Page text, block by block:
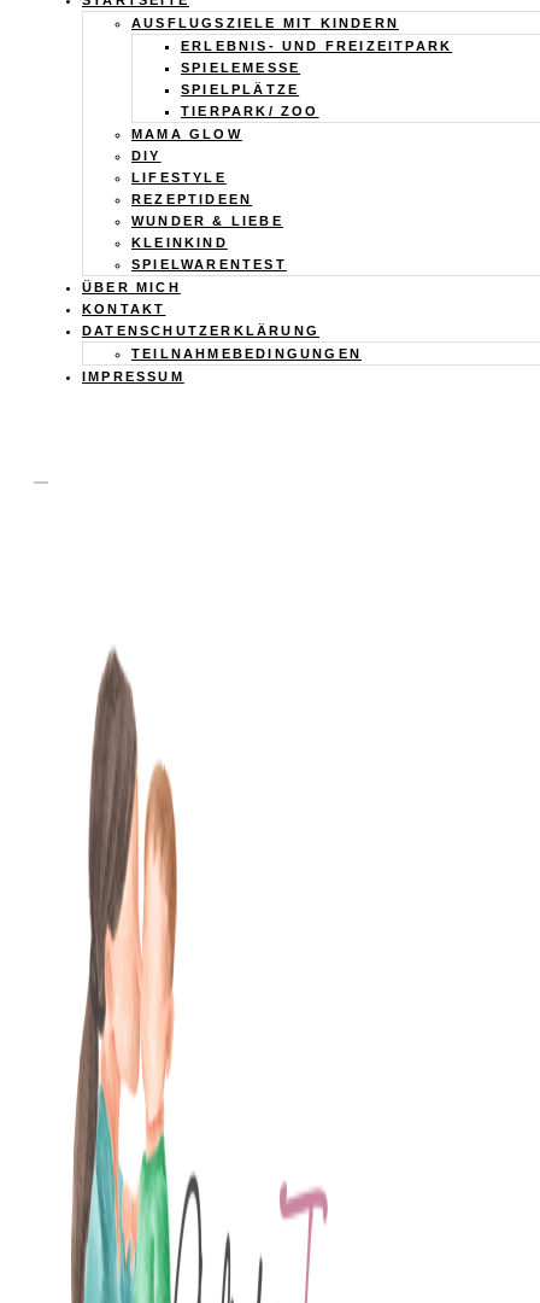
TraumAUSFLUGSZIELE MIT KINDERN
ERLEBNIS- UND FREIZEITPARK
SPIELEMESSE
SPIELPLÄTZE
TIERPARK/ ZOO
MAMA GLOW
DIY
LIFESTYLE
REZEPTIDEEN
WUNDER & LIEBE
KLEINKIND
SPIELWARENTEST
ÜBER MICH
KONTAKT
DATENSCHUTZERKLÄRUNG
TEILNAHMEBEDINGUNGEN
IMPRESSUM